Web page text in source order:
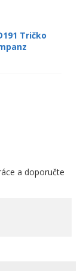
Tričko
a doporučte